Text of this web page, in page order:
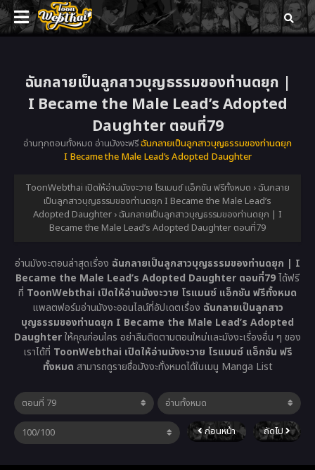
ฉันกลายเป็นลูกสาวบุญธรรมของท่านดยุก |
I Became the Male Lead’s Adopted
Daughter ตอนที่79
อ่านทุกตอนทั้งหมด อ่านมังงะฟรีฉันกลายเป็นลูกสาวบุญธรรมของท่านดยุก
I Became the Male Lead’s Adopted Daughter
ToonWebthai เปิดให้อ่านมังงะวาย โรแมนซ์ แอ็กชัน ฟรีทั้งหมด › ฉันกลาย
เป็นลูกสาวบุญธรรมของท่านดยุก I Became the Male Lead’s
Adopted Daughter › ฉันกลายเป็นลูกสาวบุญธรรมของท่านดยุก | I
Became the Male Lead’s Adopted Daughter ตอนที่79
อ่านมังงะตอนล่าสุดเรื่อง ฉันกลายเป็นลูกสาวบุญธรรมของท่านดยุก | I
Became the Male Lead’s Adopted Daughter ตอนที่79ได้ฟรี
ที่ ToonWebthai เปิดให้อ่านมังงะวาย โรแมนซ์ แอ็กชัน ฟรีทั้งหมด
แพลตฟอร์มอ่านมังงะออนไลน์ที่อัปเดตเรื่อง ฉันกลายเป็นลูกสาว
บุญธรรมของท่านดยุก I Became the Male Lead’s Adopted
Daughterให้คุณก่อนใคร อย่าลืมติดตามตอนใหม่และมังงะเรื่องอื่น ๆ ของ
เราได้ที่ ToonWebthai เปิดให้อ่านมังงะวาย โรแมนซ์ แอ็กชัน ฟรี
ทั้งหมด สามารถดูรายชื่อมังงะทั้งหมดได้ในเมนู Manga List
ก่อนหน้า ถัดไป